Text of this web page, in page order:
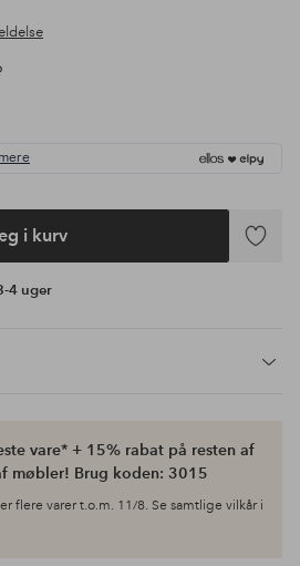
i kurv
Tilføj
4 uger
vare* + 15% rabat på resten af
møbler! Brug koden: 3015
flere varer t.o.m. 11/8. Se samtlige vilkår i